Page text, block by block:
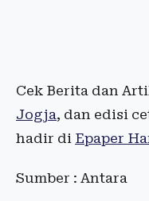
Cek Berita dan
Jogja, dan edisi
hadir di Epaper
Sumber : Antara